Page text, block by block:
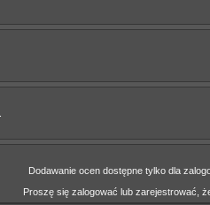
Dodawanie ocen dostępne tylko dla
Proszę się zalogować lub zarejestrować,